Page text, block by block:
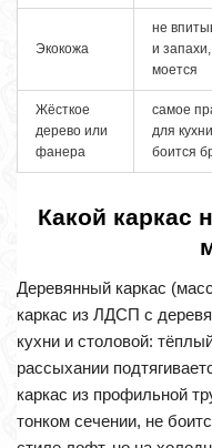
Экокожа
не
и запахи,
моется
Жёсткое
дерево или
фанера
самое
для
боится
Какой каркас
Деревянный каркас
каркас из ЛДСП с
кухни и столовой:
рассыхании
каркас из профильной
тонком сечении, не